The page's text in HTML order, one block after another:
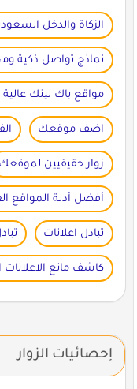
الزكاة والدخل
نماذج تواصل ذكية
مواقع باك لينك عالية
اضف موقعك
زوار حقيقيين لموقعك
أفضل أدلة المواقع
تبادل اعلانات
كاشف مانع الاعلانات
إحصائيات الزوار